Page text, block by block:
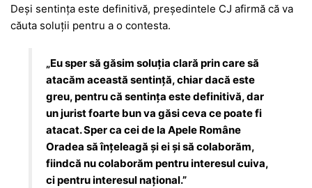
Deși sentința este definitivă, președintele CJ afirmă că va
căuta soluții pentru a o contesta.
„Eu sper să găsim soluția clară prin care să
atacăm această sentință, chiar dacă este
greu, pentru că sentința este definitivă, dar
un jurist foarte bun va găsi ceva ce poate fi
atacat. Sper ca cei de la Apele Române
Oradea să înțeleagă și ei și să colaborăm,
fiindcă nu colaborăm pentru interesul cuiva,
ci pentru interesul național.”